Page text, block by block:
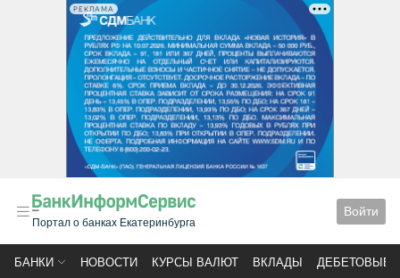
РЕКЛАМА
Портал о банках Екатеринбурга
Войти
БАНКИ НОВОСТИ КУРСЫ ВАЛЮТ ВКЛАДЫ ДЕБЕТОВЫЕ